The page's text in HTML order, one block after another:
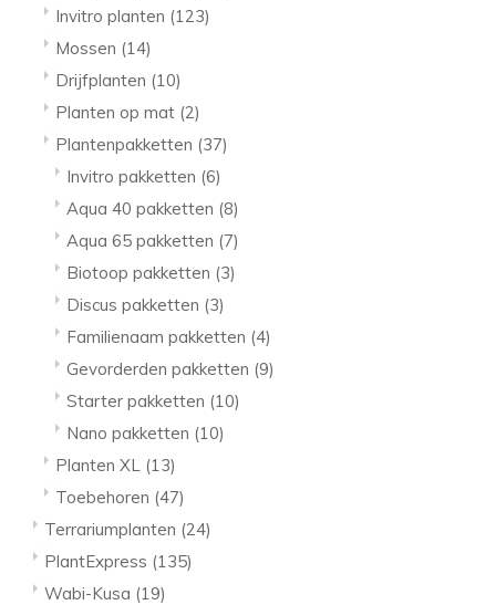
Invitro planten (123)
Mossen (14)
Drijfplanten (10)
Planten op mat (2)
Plantenpakketten (37)
Invitro pakketten (6)
Aqua 40 pakketten (8)
Aqua 65 pakketten (7)
Biotoop pakketten (3)
Discus pakketten (3)
Familienaam pakketten (4)
Gevorderden pakketten (9)
Starter pakketten (10)
Nano pakketten (10)
Planten XL (13)
Toebehoren (47)
Terrariumplanten (24)
PlantExpress (135)
Wabi-Kusa (19)